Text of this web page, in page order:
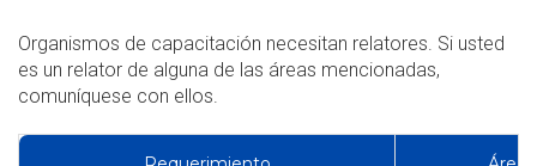
Organismos de capacitación necesitan relatores. Si usted
es un relator de alguna de las áreas mencionadas,
comuníquese con ellos.